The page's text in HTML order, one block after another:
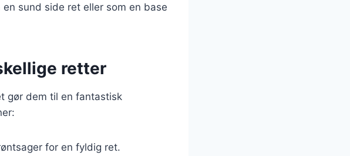
sund side ret eller som en base
retter
gør dem til en fantastisk
for en fyldig ret.